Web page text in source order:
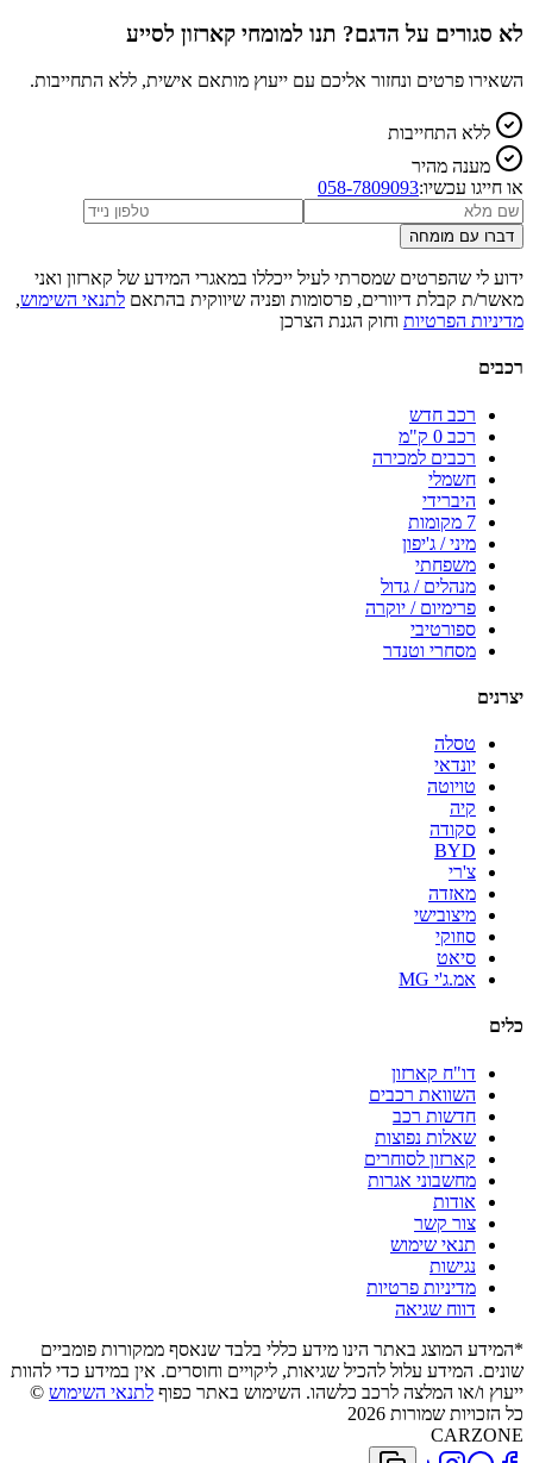
לא סגורים על הדגם? תנו למומחי קארזון לסייע
השאירו פרטים ונחזור אליכם עם ייעוץ מותאם אישית, ללא התחייבות.
ללא התחייבות
מענה מהיר
או חייגו עכשיו:058-7809093
דברו עם מומחה
ידוע לי שהפרטים שמסרתי לעיל ייכללו במאגרי המידע של קארזון ואני
מאשר/ת קבלת דיוורים, פרסומות ופניה שיווקית בהתאם לתנאי השימוש,
מדיניות הפרטיות וחוק הגנת הצרכן
רכבים
רכב חדש
רכב 0 ק"מ
רכבים למכירה
חשמלי
היברידי
7 מקומות
מיני / ג'יפון
משפחתי
מנהלים / גדול
פרימיום / יוקרה
ספורטיבי
מסחרי וטנדר
יצרנים
טסלה
יונדאי
טויוטה
קיה
סקודה
BYD
צ'רי
מאזדה
מיצובישי
סוזוקי
סיאט
אמ.ג'י MG
כלים
דו"ח קארזון
השוואת רכבים
חדשות רכב
שאלות נפוצות
קארזון לסוחרים
מחשבוני אגרות
אודות
צור קשר
תנאי שימוש
נגישות
מדיניות פרטיות
דווח שגיאה
*המידע המוצג באתר הינו מידע כללי בלבד שנאסף ממקורות פומביים
שונים. המידע עלול להכיל שגיאות, ליקויים וחוסרים. אין במידע כדי להוות
ייעוץ ו/או המלצה לרכב כלשהו. השימוש באתר כפוף לתנאי השימוש ©
כל הזכויות שמורות 2026
CARZONE